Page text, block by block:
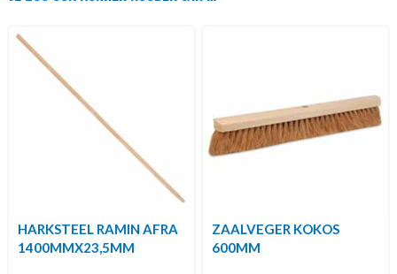
HARKSTEEL RAMIN AFRA
1400MMX23,5MM
ZAALVEGER KOKOS
600MM